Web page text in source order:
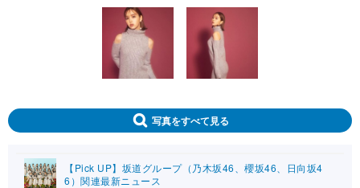
写真をすべて見る
【Pick UP】坂道グループ（乃木坂46、櫻坂46、日向坂4
6）関連最新ニュース